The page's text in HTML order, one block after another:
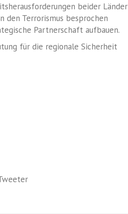
beider Länder
den Terrorismus besprochen
Partnerschaft aufbauen.
für die regionale Sicherheit